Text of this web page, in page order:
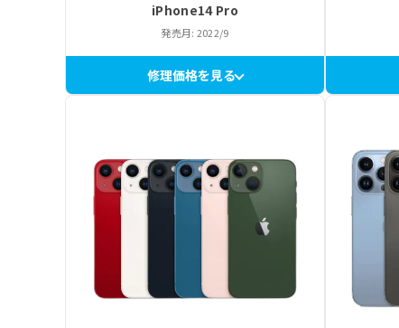
iPhone14 Pro
発売月: 2022/9
修理価格を見る